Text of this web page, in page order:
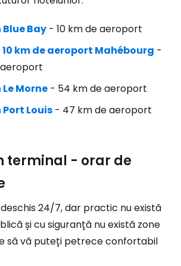
Blue Bay - 10 km de aeroport
km de aeroport Mahébourg -
aeroport
Le Morne - 54 km de aeroport
Port Louis - 47 km de aeroport
terminal - orar de
24/7, dar practic nu există
și cu siguranță nu există zone
să vă puteți petrece confortabil